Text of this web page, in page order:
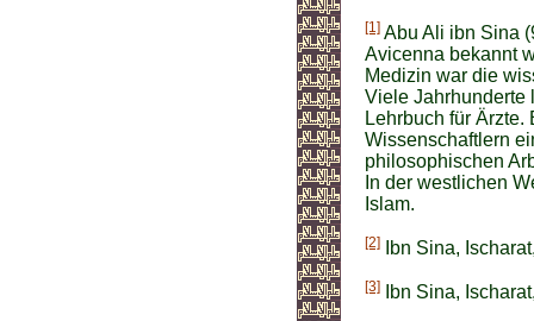
[1] Abu Ali ibn Sina
Avicenna bekannt
Medizin war die
Viele Jahrhunderte
Lehrbuch für
Wissenschaftlern
philosophischen
In der westlichen
Islam.
[2] Ibn Sina,
[3] Ibn Sina,